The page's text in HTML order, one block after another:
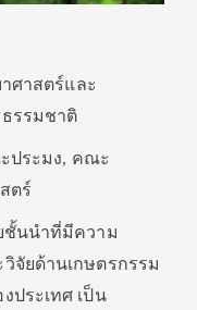
ศาสตร์และ
รรมชาติ
ประมง, คณะ
ตร์
ชั้นนำที่มีความ
จัยด้านเกษตรกรรม
ประเทศ เป็น